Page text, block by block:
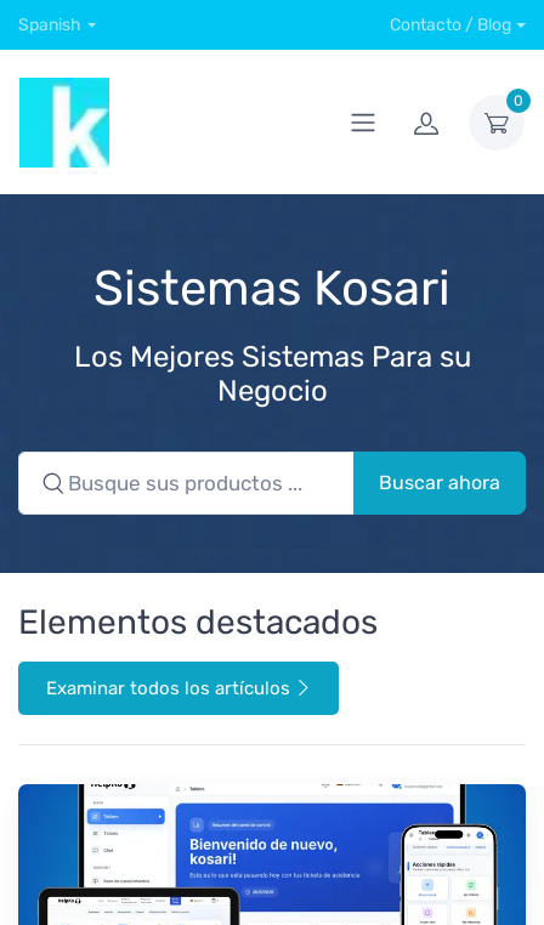
Spanish Contacto / Blog
0
Sistemas Kosari
Los Mejores Sistemas Para su
Negocio
Buscar ahora
Elementos destacados
Examinar todos los artículos